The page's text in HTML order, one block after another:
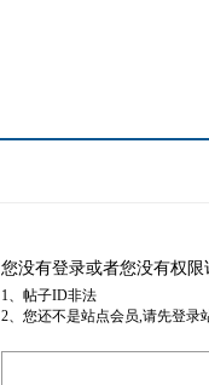
您没有登录或者您没有权
1、帖子ID非法
2、您还不是站点会员,请先登录